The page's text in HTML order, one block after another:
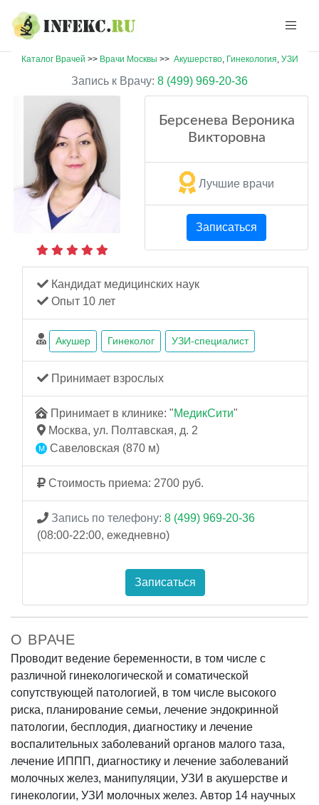
Каталог Врачей >> Врачи Москвы >> Акушерство, Гинекология, УЗИ
Запись к Врачу: 8 (499) 969-20-36
Берсенева Вероника
Викторовна
Лучшие врачи
Записаться
Кандидат медицинских наук
Опыт 10 лет
Акушер Гинеколог УЗИ-специалист
Принимает взрослых
Принимает в клинике: "МедикСити"
Москва, ул. Полтавская, д. 2
Савеловская (870 м)
Стоимость приема: 2700 руб.
Запись по телефону: 8 (499) 969-20-36
(08:00-22:00, ежедневно)
Записаться
О ВРАЧЕ
Проводит ведение беременности, в том числе с
различной гинекологической и соматической
сопутствующей патологией, в том числе высокого
риска, планирование семьи, лечение эндокринной
патологии, бесплодия, диагностику и лечение
воспалительных заболеваний органов малого таза,
лечение ИППП, диагностику и лечение заболеваний
молочных желез, манипуляции, УЗИ в акушерстве и
гинекологии, УЗИ молочных желез. Автор 14 научных